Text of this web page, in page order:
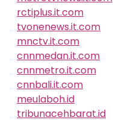
rctiplus.it.com
tvonenews.it.com
mnctv.it.com
cnnmedan.it.com
cnnmetro.it.com
cnnbali.it.com
meulaboh.id
tribunacehbarat.id